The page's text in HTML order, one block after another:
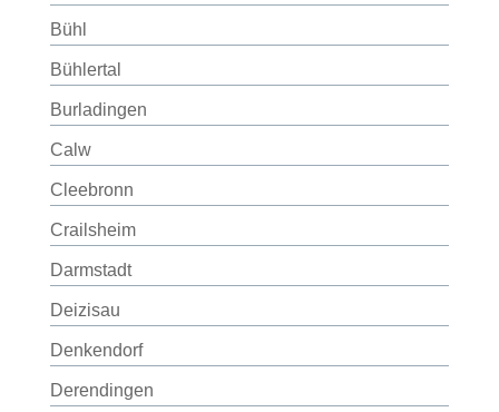
Bühl
Bühlertal
Burladingen
Calw
Cleebronn
Crailsheim
Darmstadt
Deizisau
Denkendorf
Derendingen